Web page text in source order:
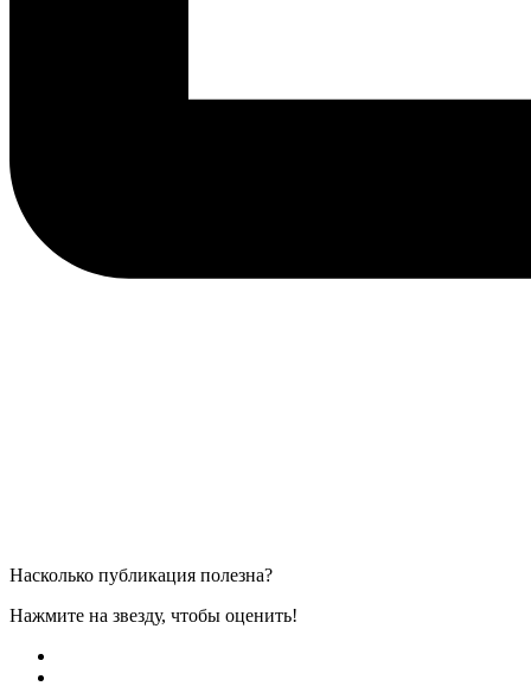
Насколько публикация полезна?
Нажмите на звезду, чтобы оценить!